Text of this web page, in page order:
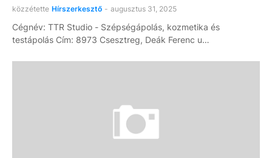
közzétette Hírszerkesztő - augusztus 31, 2025
Cégnév: TTR Studio - Szépségápolás, kozmetika és
testápolás Cím: 8973 Csesztreg, Deák Ferenc u…